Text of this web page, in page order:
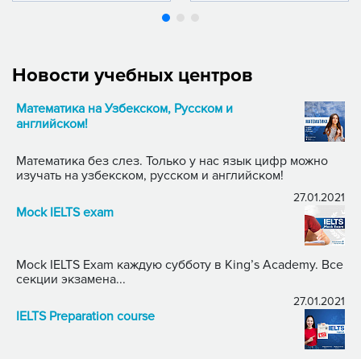
Новости учебных центров
Математика на Узбекском, Русском и
английском!
Математика без слез. Только у нас язык цифр можно
изучать на узбекском, русском и английском!
27.01.2021
Mock IELTS exam
Mock IELTS Exam каждую субботу в King’s Academy. Все
секции экзамена...
27.01.2021
IELTS Preparation course